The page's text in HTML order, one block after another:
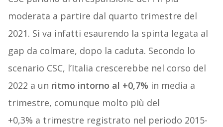
moderata a partire dal quarto trimestre del
2021. Si va infatti esaurendo la spinta legata al
gap da colmare, dopo la caduta. Secondo lo
scenario CSC, l’Italia crescerebbe nel corso del
2022 a un ritmo intorno al +0,7% in media a
trimestre, comunque molto più del
+0,3% a trimestre registrato nel periodo 2015-